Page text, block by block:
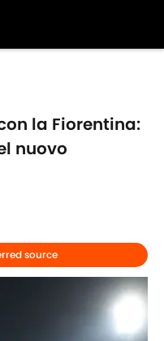
la Fiorentina:
nuovo
source